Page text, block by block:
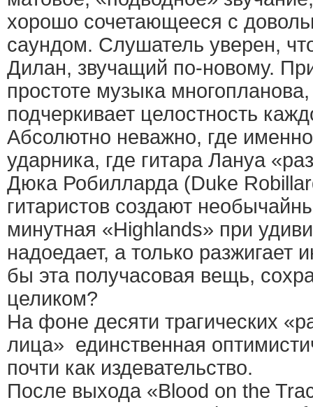
хорошо сочетающееся с
саундом. Слушатель уверен,
Дилан, звучащий по-новому.
простоте музыка
подчеркивает целостность
Абсолютно неважно, где
ударника, где гитара Лануа
Дюка Робилларда (Duke
гитаристов создают
минутная «Highlands» при
надоедает, а только разжигает
бы эта получасовая вещь,
целиком?
На фоне десяти трагических
лица» единственная
почти как издевательство.
После выхода «Blood on the